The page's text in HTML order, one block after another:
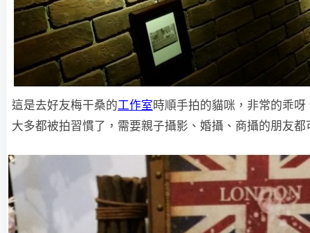
這是去好友梅干桑的工作室時順手拍的貓咪，非常的乖
大多都被拍習慣了，需要親子攝影、婚攝、商攝的朋友都